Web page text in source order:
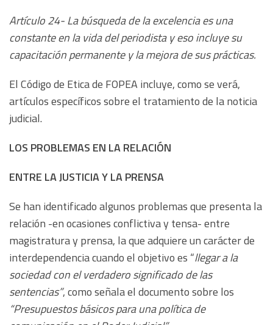
Artículo 24- La búsqueda de la excelencia es una
constante en la vida del periodista y eso incluye su
capacitación permanente y la mejora de sus prácticas.
El Código de Etica de FOPEA incluye, como se verá,
artículos específicos sobre el tratamiento de la noticia
judicial.
LOS PROBLEMAS EN LA RELACIÓN
ENTRE LA JUSTICIA Y LA PRENSA
Se han identificado algunos problemas que presenta la
relación -en ocasiones conflictiva y tensa- entre
magistratura y prensa, la que adquiere un carácter de
interdependencia cuando el objetivo es “llegar a la
sociedad con el verdadero significado de las
sentencias”, como señala el documento sobre los
“Presupuestos básicos para una política de